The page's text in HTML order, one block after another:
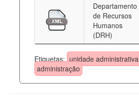
Departamento
de Recursos
Humanos
(DRH)
Etiquetas: unidade administrativa
administração